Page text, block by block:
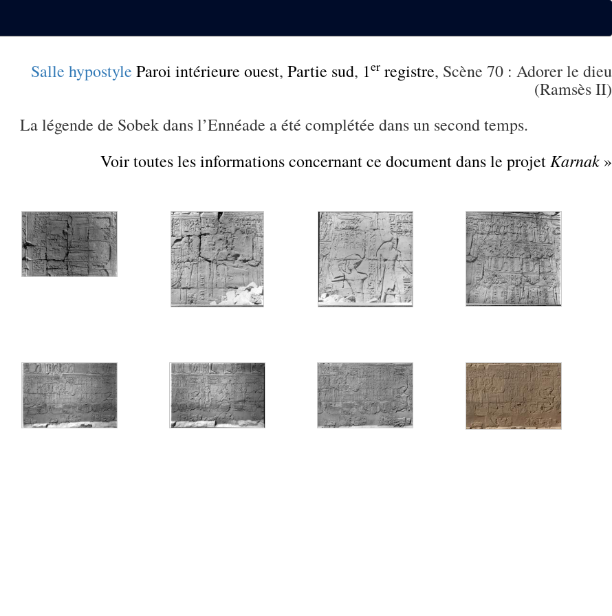
Salle hypostyle Paroi intérieure ouest, Partie sud, 1er registre, Scène 70 : Adorer le dieu
(Ramsès II)
La légende de Sobek dans l’Ennéade a été complétée dans un second temps.
Voir toutes les informations concernant ce document dans le projet Karnak »